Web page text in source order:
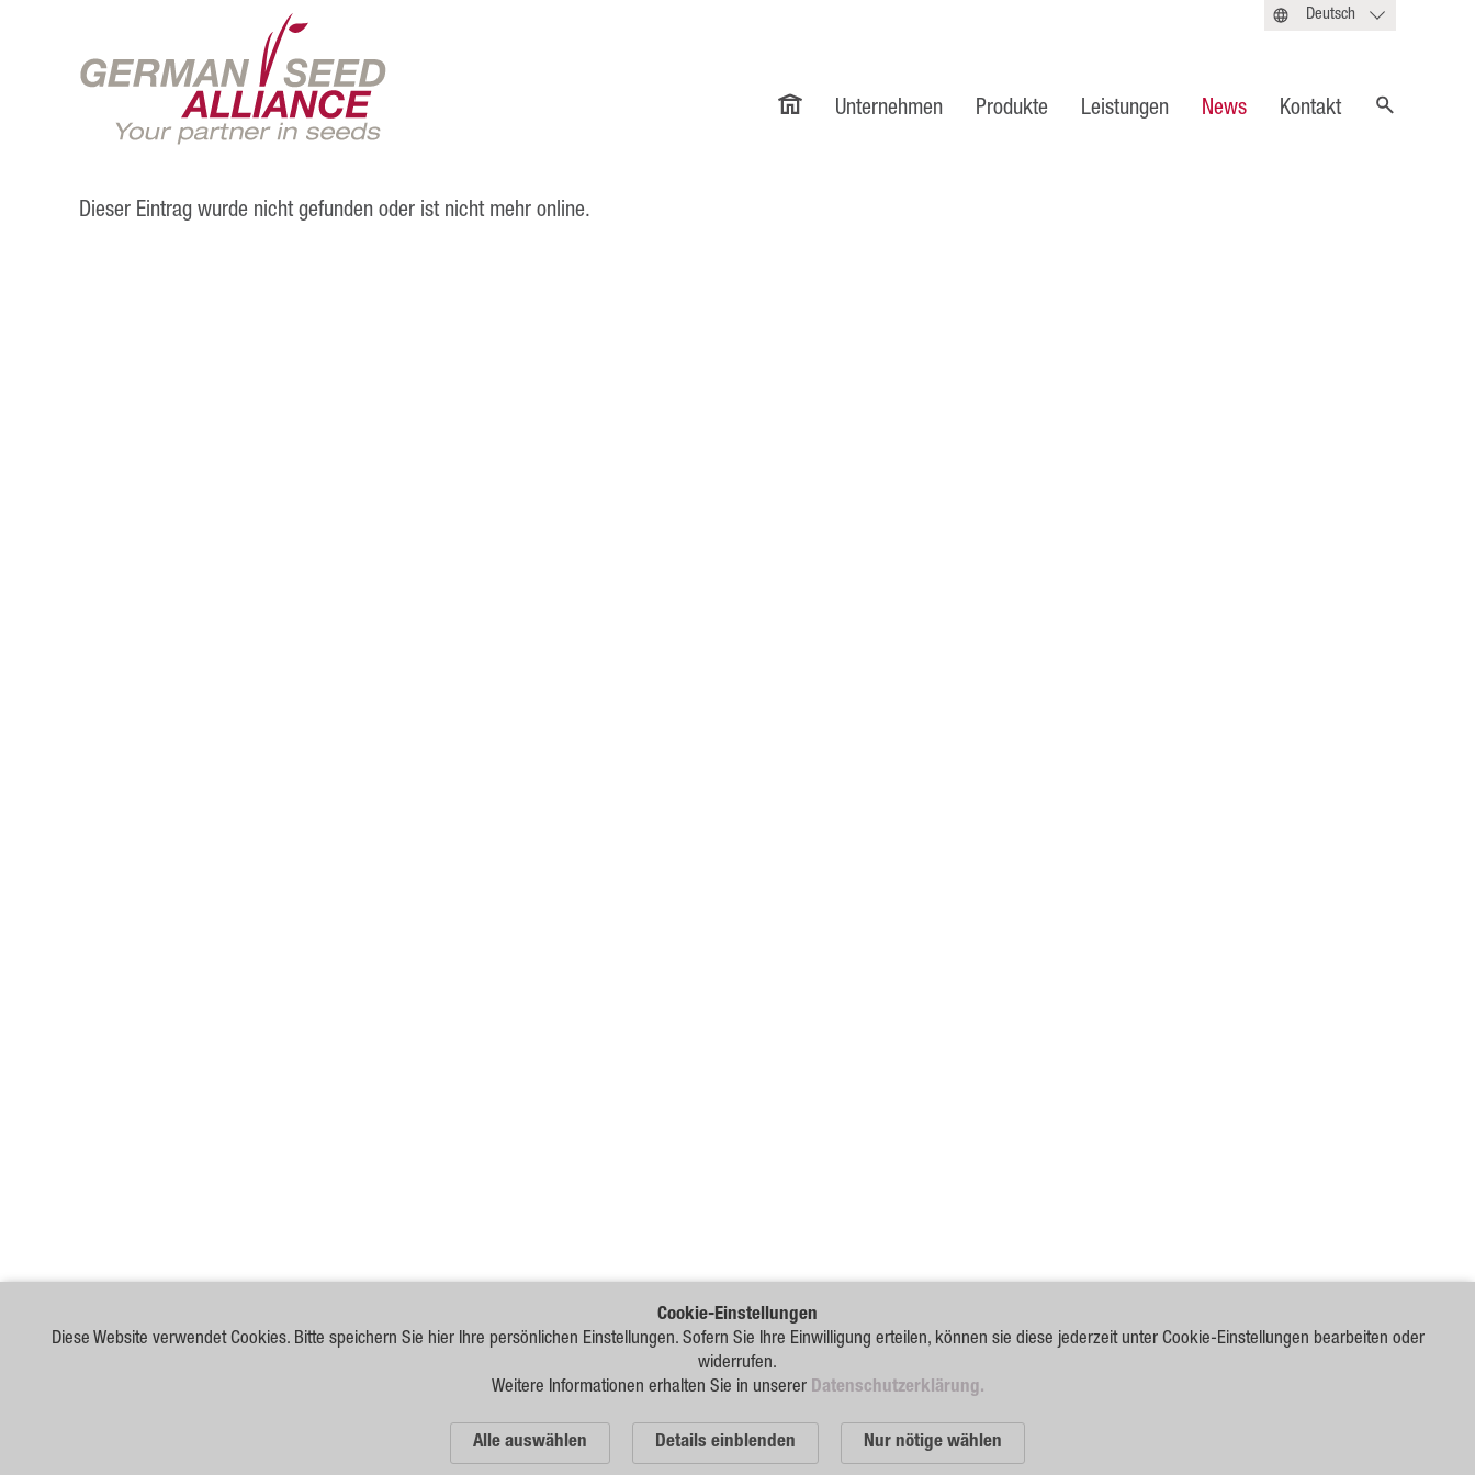
Cookie-Einstellungen
Diese Website verwendet Cookies. Bitte speichern Sie hier Ihre persönlichen Einstellungen. Sofern Sie Ihre Einwilligung erteilen, können sie diese jederzeit unter Cookie-Einstellungen bearbeiten oder
widerrufen.
Weitere Informationen erhalten Sie in unserer Datenschutzerklärung.
Alle auswählen Details einblenden Nur nötige wählen
Deutsch
Unternehmen Produkte Leistungen News Kontakt
Dieser Eintrag wurde nicht gefunden oder ist nicht mehr online.